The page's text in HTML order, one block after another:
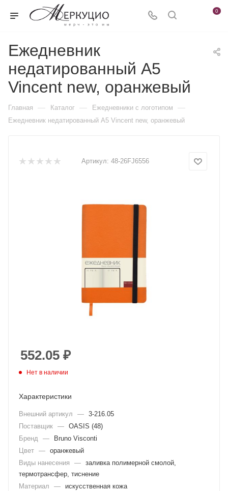
0
Ежедневник
недатированный А5
Vincent new, оранжевый
Главная — Каталог — Ежедневники c логотипом —
Ежедневник недатированный А5 Vincent new, оранжевый
Артикул: 48-26FJ6556
552.05 ₽
Нет в наличии
Характеристики
Внешний артикул — 3-216.05
Поставщик — OASIS (48)
Бренд
—
Bruno Visconti
Цвет — оранжевый
Виды нанесения
— заливка полимерной смолой,
термотрансфер, тиснение
Материал
— искусственная кожа